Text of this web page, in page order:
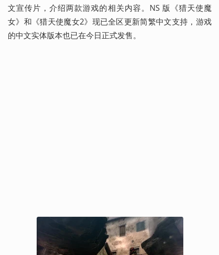
文宣传片，介绍两款游戏的相关内容。NS 版《猎天使魔
女》和《猎天使魔女2》现已全区更新简繁中文支持，游戏
的中文实体版本也已在今日正式发售。